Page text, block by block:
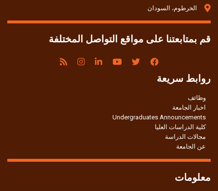
الخرطوم، السودان
قم بمتابعتنا على مواقع التواصل المختلفة
روابط سريعة
وظائف
اخبار الجامعة
Undergraduates Announcements
كلية الدراسات العليا
مجالات الدراسة
عن الجامعة
معلومات